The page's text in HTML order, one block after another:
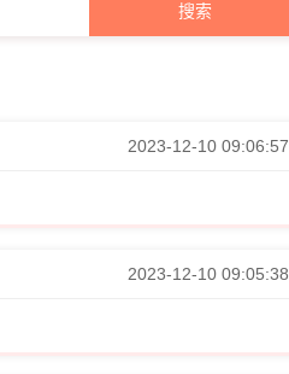
2023-12-10 09:06:57
2023-12-10 09:05:38